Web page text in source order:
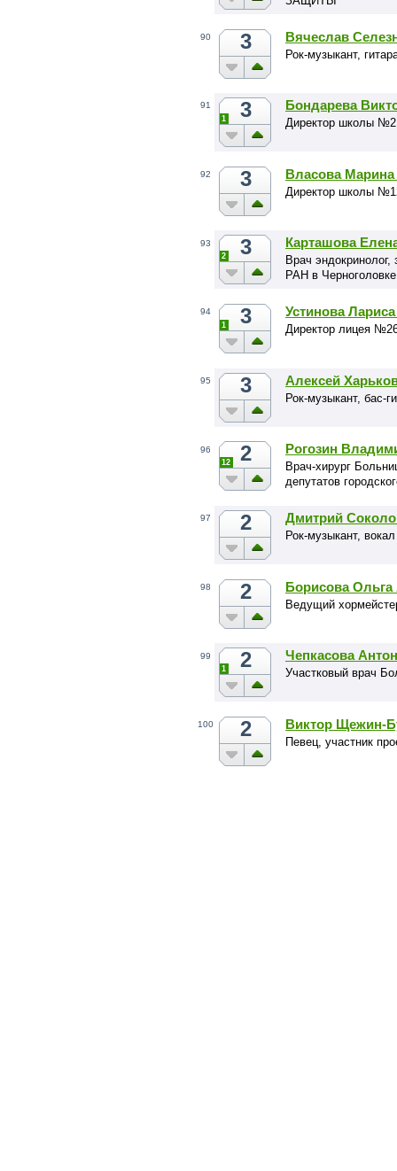
90 3 Вячеслав
Рок-музыкант,
91 3
1
Бондарева
Директор школы №2
92 3 Власова
Директор школы
93 3
2
Карташова
Врач
РАН в
94 3
1
Устинова
Директор лицея
95 3 Алексей
Рок-музыкант, бас-
96 2
12
Рогозин
Врач-хирург
депутатов
97 2 Дмитрий
Рок-музыкант,
98 2 Борисова Ольга
Ведущий
99 2
1
Чепкасова
Участковый врач
100 2 Виктор Щежин-
Певец, участник